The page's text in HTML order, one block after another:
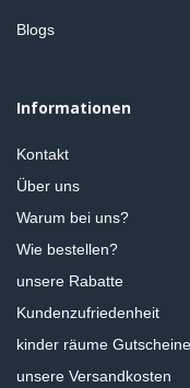
Blogs
Informationen
Kontakt
Über uns
Warum bei uns?
Wie bestellen?
unsere Rabatte
Kundenzufriedenheit
kinder räume Gutscheine
unsere Versandkosten